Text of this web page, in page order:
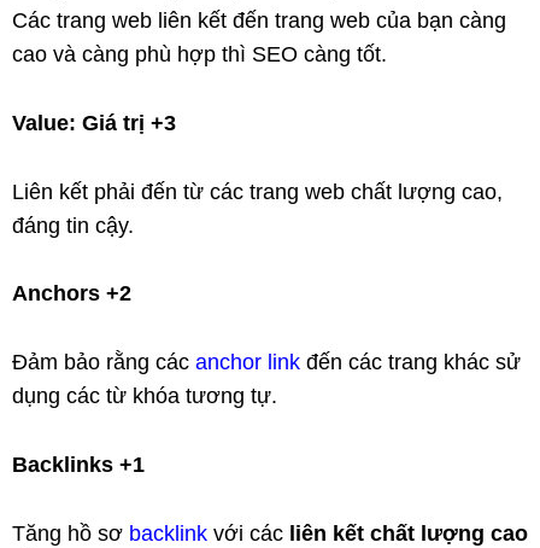
Các trang web liên kết đến trang web của bạn càng
cao và càng phù hợp thì SEO càng tốt.
Value: Giá trị +3
Liên kết phải đến từ các trang web chất lượng cao,
đáng tin cậy.
Anchors +2
Đảm bảo rằng các anchor link đến các trang khác sử
dụng các từ khóa tương tự.
Backlinks +1
Tăng hồ sơ backlink với các liên kết chất lượng cao